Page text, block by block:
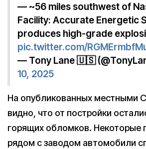
— ~56 miles southwest of
Facility: Accurate Energetic
produces high-grade
pic.twitter.com/
— Tony Lane 🇺🇸
10, 2025
На опубликованных местными
видно, что от постройки
горящих обломков. Некоторые
рядом с заводом автомобили